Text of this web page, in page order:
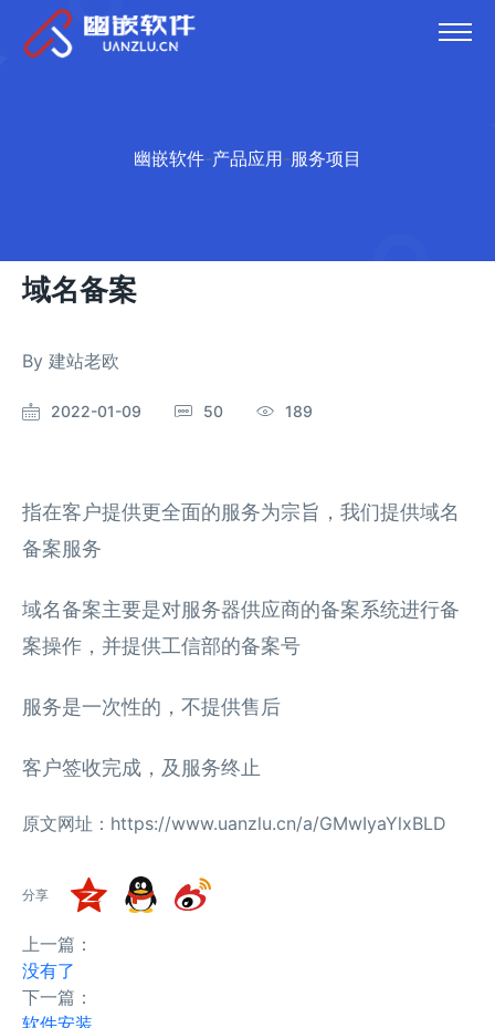
幽嵌软件-产品应用-服务项目
域名备案
By 建站老欧
2022-01-09 50 189
指在客户提供更全面的服务为宗旨，我们提供域名
备案服务
域名备案主要是对服务器供应商的备案系统进行备
案操作，并提供工信部的备案号
服务是一次性的，不提供售后
客户签收完成，及服务终止
原文网址：https://www.uanzlu.cn/a/GMwIyaYlxBLD
分享
上一篇：
没有了
下一篇：
软件安装